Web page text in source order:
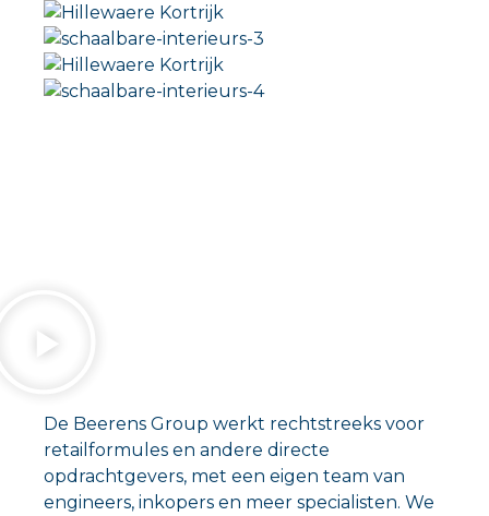
De Beerens Group werkt rechtstreeks voor
retailformules en andere directe
opdrachtgevers, met een eigen team van
engineers, inkopers en meer specialisten. We